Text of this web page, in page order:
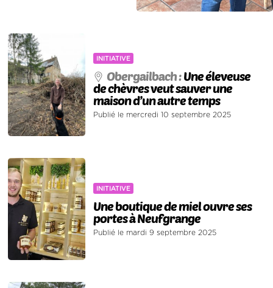
INITIATIVE
Obergailbach :Une éleveuse
de chèvres veut sauver une
maison d’un autre temps
Publié le mercredi 10 septembre 2025
INITIATIVE
Une boutique de miel ouvre ses
portes à Neufgrange
Publié le mardi 9 septembre 2025